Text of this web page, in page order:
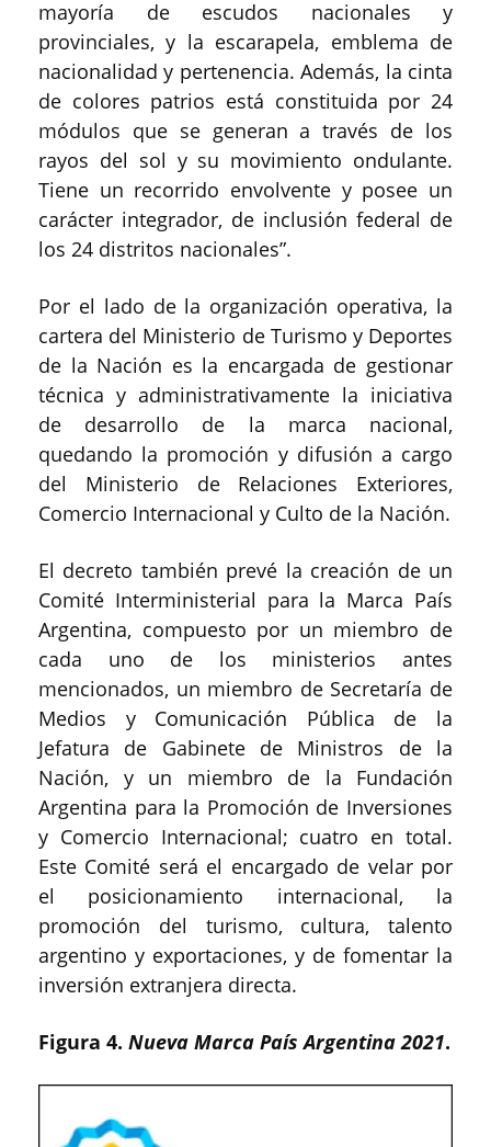
mayoría de escudos nacionales y
provinciales, y la escarapela, emblema de
nacionalidad y pertenencia. Además, la cinta
de colores patrios está constituida por 24
módulos que se generan a través de los
rayos del sol y su movimiento ondulante.
Tiene un recorrido envolvente y posee un
carácter integrador, de inclusión federal de
los 24 distritos nacionales”.
Por el lado de la organización operativa, la
cartera del Ministerio de Turismo y Deportes
de la Nación es la encargada de gestionar
técnica y administrativamente la iniciativa
de desarrollo de la marca nacional,
quedando la promoción y difusión a cargo
del Ministerio de Relaciones Exteriores,
Comercio Internacional y Culto de la Nación.
El decreto también prevé la creación de un
Comité Interministerial para la Marca País
Argentina, compuesto por un miembro de
cada uno de los ministerios antes
mencionados, un miembro de Secretaría de
Medios y Comunicación Pública de la
Jefatura de Gabinete de Ministros de la
Nación, y un miembro de la Fundación
Argentina para la Promoción de Inversiones
y Comercio Internacional; cuatro en total.
Este Comité será el encargado de velar por
el posicionamiento internacional, la
promoción del turismo, cultura, talento
argentino y exportaciones, y de fomentar la
inversión extranjera directa.
Figura 4. Nueva Marca País Argentina 2021.